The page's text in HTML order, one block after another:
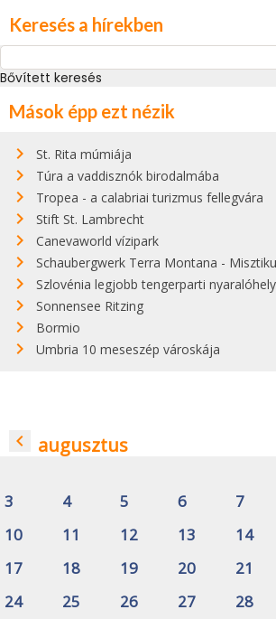
Keresés a hírekben
Bővített keresés
Mások épp ezt nézik
St. Rita múmiája
Túra a vaddisznók birodalmába
Tropea - a calabriai turizmus fellegvára
Stift St. Lambrecht
Canevaworld vízipark
Schaubergwerk Terra Montana -
Szlovénia legjobb tengerparti
Sonnensee Ritzing
Bormio
Umbria 10 meseszép városkája
navigate_before augusztus
3
4 5 6 7
10
11 12 13 14
17
18 19 20 21
24
25 26 27 28